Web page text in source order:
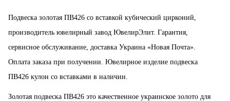
Подвеска золотая ПВ426 со вставкой кубический цирконий,
производитель ювелирный завод ЮвелирЭлит. Гарантия,
сервисное обслуживание, доставка Украина «Новая Почта».
Оплата заказа при получении. Ювелирное изделие подвеска
ПВ426 кулон со вставками в наличии.
Золотая подвеска ПВ426 это качественное украинское золото для